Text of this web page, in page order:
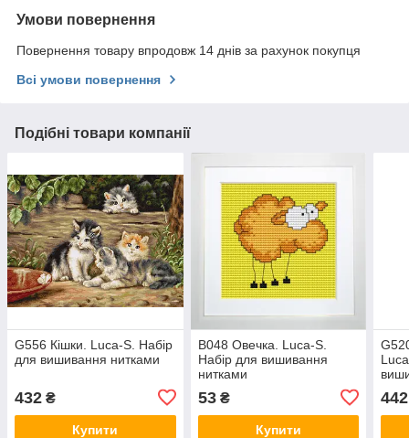
Умови повернення
Повернення товару впродовж 14 днів за рахунок покупця
Всі умови повернення
Подібні товари компанії
G556 Кішки. Luca-S. Набір
для вишивання нитками
432 ₴
Купити
B048 Овечка. Luca-S.
Набір для вишивання
нитками
53₴
Купити
442